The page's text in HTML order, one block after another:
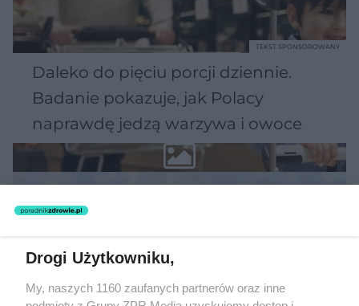
Daleko do pięciu porcji dziennie.
Badanie pokazuje, jak Polacy
naprawdę jedzą warzywa i owoce
TEKST SPONSOROWANY
Drogi Użytkowniku,
My, naszych 1160 zaufanych partnerów oraz inne